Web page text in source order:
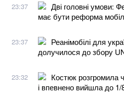
23:37
Дві головні умови:
має бути реформа
23:37
Реанімобілі для
долучилося до збору
23:32
Костюк розгромила
і впевнено вийшла до